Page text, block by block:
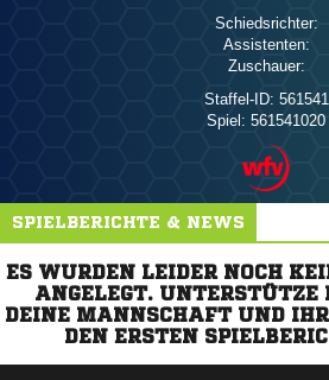
Schiedsrichter:
Assistenten:
Zuschauer:
Staffel-ID: 561541
Spiel: 561541020
SPIELBERICHTE & NEWS
ES WURDEN LEIDER NOCH
ANGELEGT. UNTERSTÜTZE
DEINE MANNSCHAFT UND
DEN ERSTEN